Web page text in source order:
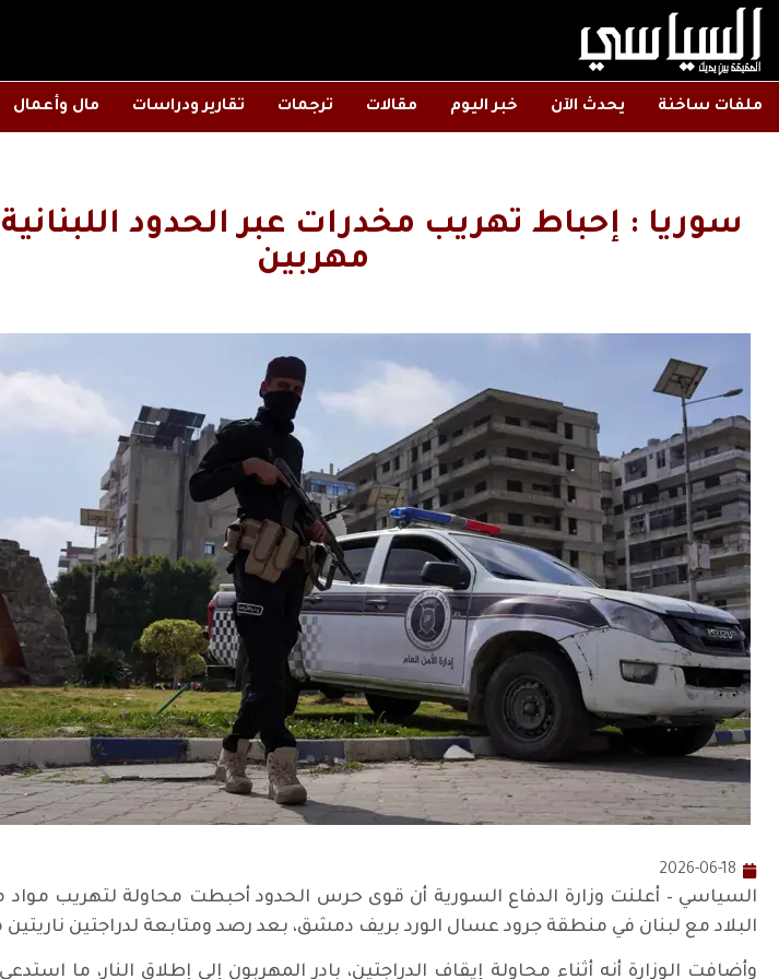
ملفات ساخنة يحدث الآن خبر اليوم مقالات ترجمات تقارير ودراسات مال وأعمال
سوريا : إحباط تهريب مخدرات عبر الحدود
مهربين
2026-06-18
السياسي – أعلنت وزارة الدفاع السورية أن قوى حرس الحدود أحبطت محاولة لتهريب مواد
البلاد مع لبنان في منطقة جرود عسال الورد بريف دمشق، بعد رصد ومتابعة لدراجتين
وأضافت الوزارة أنه أثناء محاولة إيقاف الدراجتين، بادر المهربون إلى إطلاق النار، ما